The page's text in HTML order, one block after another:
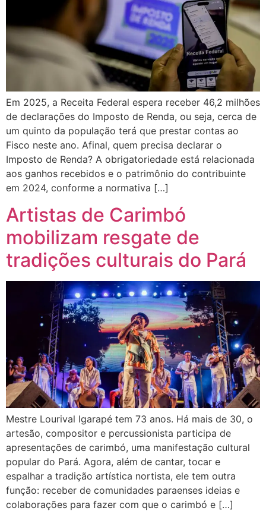
Em 2025, a Receita Federal espera receber 46,2 milhões
de declarações do Imposto de Renda, ou seja, cerca de
um quinto da população terá que prestar contas ao
Fisco neste ano. Afinal, quem precisa declarar o
Imposto de Renda? A obrigatoriedade está relacionada
aos ganhos recebidos e o patrimônio do contribuinte
em 2024, conforme a normativa […]
Artistas de Carimbó
mobilizam resgate de
tradições culturais do Pará
Mestre Lourival Igarapé tem 73 anos. Há mais de 30, o
artesão, compositor e percussionista participa de
apresentações de carimbó, uma manifestação cultural
popular do Pará. Agora, além de cantar, tocar e
espalhar a tradição artística nortista, ele tem outra
função: receber de comunidades paraenses ideias e
colaborações para fazer com que o carimbó e […]